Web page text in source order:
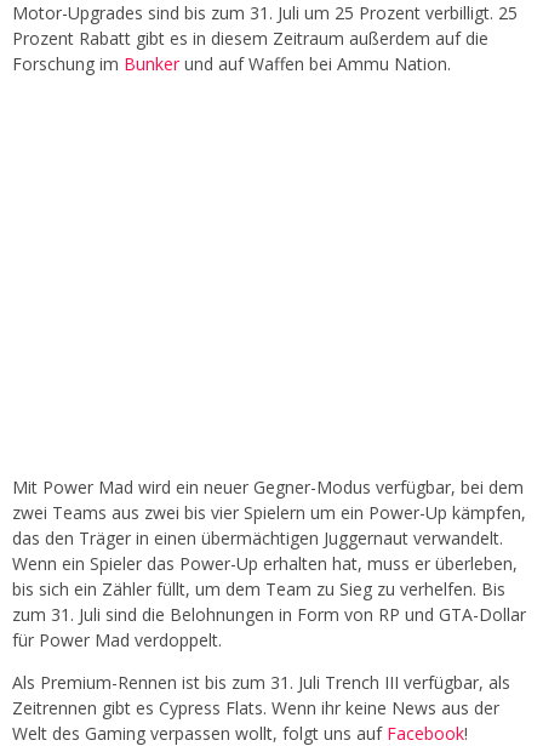
Motor-Upgrades sind bis zum 31. Juli um 25 Prozent verbilligt. 25
Prozent Rabatt gibt es in diesem Zeitraum außerdem auf die
Forschung im Bunkerund auf Waffen bei Ammu Nation.
Mit Power Mad wird ein neuer Gegner-Modus verfügbar, bei dem
zwei Teams aus zwei bis vier Spielern um ein Power-Up kämpfen,
das den Träger in einen übermächtigen Juggernaut verwandelt.
Wenn ein Spieler das Power-Up erhalten hat, muss er überleben,
bis sich ein Zähler füllt, um dem Team zu Sieg zu verhelfen. Bis
zum 31. Juli sind die Belohnungen in Form von RP und GTA-Dollar
für Power Mad verdoppelt.
Als Premium-Rennen ist bis zum 31. Juli Trench III verfügbar, als
Zeitrennen gibt es Cypress Flats. Wenn ihr keine News aus der
Welt des Gaming verpassen wollt, folgt uns auf Facebook!